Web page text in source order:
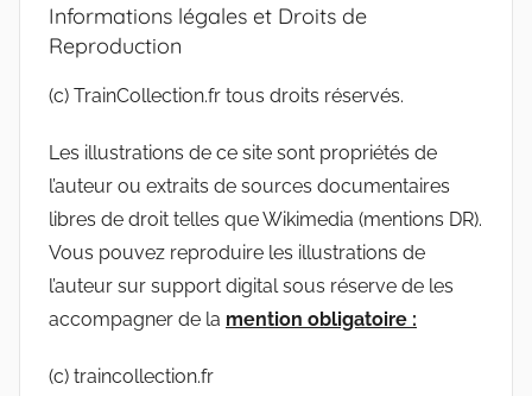
Informations légales et Droits de
Reproduction
(c) TrainCollection.fr tous droits réservés.
Les illustrations de ce site sont propriétés de
l’auteur ou extraits de sources documentaires
libres de droit telles que Wikimedia (mentions DR).
Vous pouvez reproduire les illustrations de
l’auteur sur support digital sous réserve de les
accompagner de la mention obligatoire :
(c) traincollection.fr